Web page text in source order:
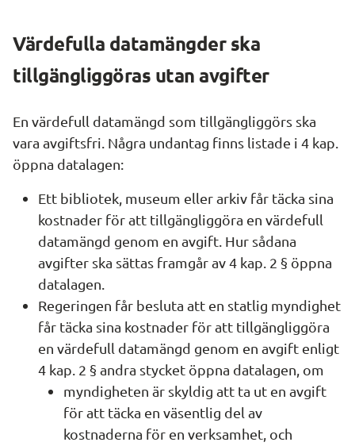
Värdefulla datamängder ska
tillgängliggöras utan avgifter
En värdefull datamängd som tillgängliggörs ska
vara avgiftsfri. Några undantag finns listade i 4 kap.
öppna datalagen:
Ett bibliotek, museum eller arkiv får täcka sina
kostnader för att tillgängliggöra en värdefull
datamängd genom en avgift. Hur sådana
avgifter ska sättas framgår av 4 kap. 2 § öppna
datalagen.
Regeringen får besluta att en statlig myndighet
får täcka sina kostnader för att tillgängliggöra
en värdefull datamängd genom en avgift enligt
4 kap. 2 § andra stycket öppna datalagen, om
myndigheten är skyldig att ta ut en avgift
för att täcka en väsentlig del av
kostnaderna för en verksamhet, och